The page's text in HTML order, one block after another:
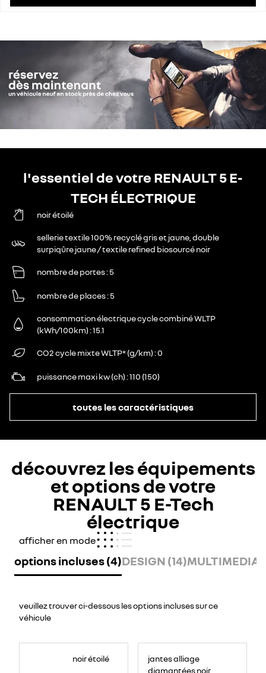
l'essentiel de votre RENAULT 5 E-
TECH ÉLECTRIQUE
noir étoilé
sellerie textile 100% recyclé gris et jaune, double
surpiqûre jaune / textile refined biosourcé noir
nombre de portes 5
nombre de places 5
consommation électrique cycle combiné WLTP
(kWh/100km) 15.1
CO2 cycle mixte WLTP* (g/km) 0
puissance maxi kw (ch) 110 (150)
toutes les caractéristiques
découvrez les équipements
et options de votre
RENAULT 5 E-Tech
électrique
afficher en mode
options incluses (4)DESIGN (14)MULTIMEDIA
veuillez trouver ci-dessous les options incluses sur ce
véhicule
noir étoilé
jantes alliage
diamantées noir